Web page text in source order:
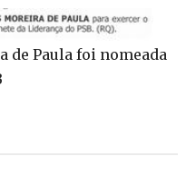
de Paula foi nomeada